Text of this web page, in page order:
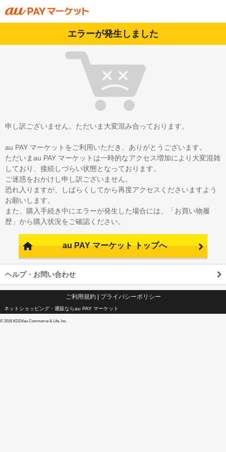
エラーが発生しました
申し訳ございません。ただいま大変混み合っております。
au PAY マーケットをご利用いただき、ありがとうございます。
ただいまau PAY マーケットは一時的なアクセス増加により大変混雑
しており、接続しづらい状態となっております。
ご迷惑をおかけし申し訳ございません。
恐れ入りますが、しばらくしてから再度アクセスくださいますよう
お願いします。
また、購入手続き中にエラーが発生した場合には、「お買い物履
歴」から購入状況をご確認ください。
au PAY マーケット トップへ
ヘルプ・お問い合わせ
ご利用規約| プライバシーポリシー
ネットショッピング・通販ならau PAY マーケット
© 2016 KDDI/au Commerce & Life, Inc.